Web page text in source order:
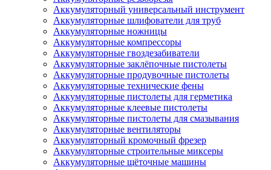
Аккумуляторный универсальный инструмент
Аккумуляторные шлифователи для труб
Аккумуляторные ножницы
Аккумуляторные компрессоры
Аккумуляторные гвоздезабиватели
Аккумуляторные заклёпочные пистолеты
Аккумуляторные продувочные пистолеты
Аккумуляторные технические фены
Аккумуляторные пистолеты для герметика
Аккумуляторные клеевые пистолеты
Аккумуляторные пистолеты для смазывания
Аккумуляторные вентиляторы
Аккумуляторный кромочный фрезер
Аккумуляторные строительные миксеры
Аккумуляторные щёточные машины